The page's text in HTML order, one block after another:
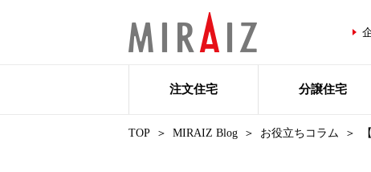
注文住宅 分譲住宅
TOP MIRAIZ Blog お役立ちコラム